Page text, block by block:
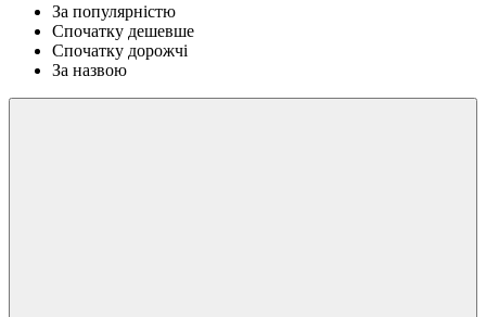
За популярністю
Спочатку дешевше
Спочатку дорожчі
За назвою